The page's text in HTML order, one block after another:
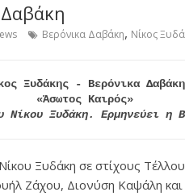
Βερόνικα Δαβάκη, Νίκος
Ξυδάκης - Βερόνικα Δαβάκη
Νίκου Ξυδάκη. Ερμηνεύει η
Ξυδάκη σε στίχους
Ζάχου, Διονύση Καψάλη